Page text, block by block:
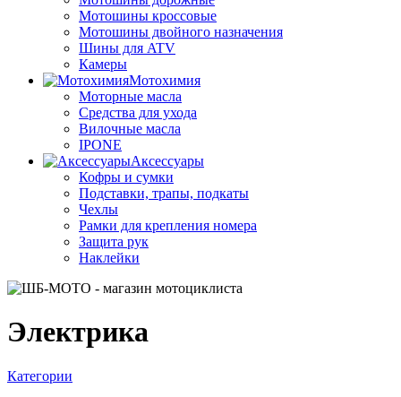
Мотошины кроссовые
Мотошины двойного назначения
Шины для ATV
Камеры
Мотохимия
Моторные масла
Средства для ухода
Вилочные масла
IPONE
Аксессуары
Кофры и сумки
Подставки, трапы, подкаты
Чехлы
Рамки для крепления номера
Защита рук
Наклейки
Электрика
Категории